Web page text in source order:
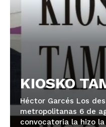
KIOSKO
Héctor Garcés Los
metropolitanas 6 de
convocatoria la hizo